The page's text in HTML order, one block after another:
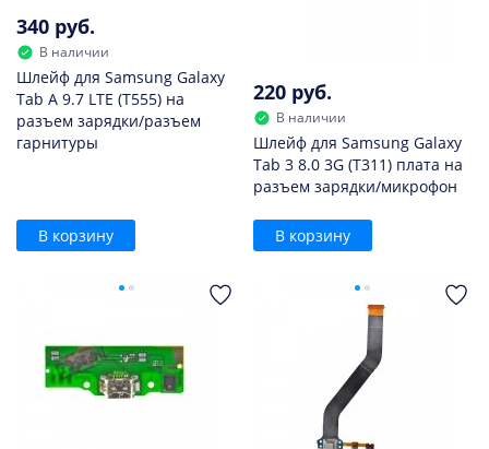
340 руб.
В наличии
Шлейф для Samsung Galaxy
Tab A 9.7 LTE (T555) на
разъем зарядки/разъем
гарнитуры
В корзину
220 руб.
В наличии
Шлейф для Samsung Galaxy
Tab 3 8.0 3G (T311) плата на
разъем зарядки/микрофон
В корзину